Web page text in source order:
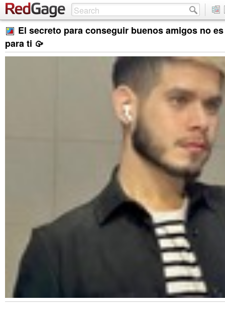
El secreto para conseguir buenos amigos no
para ti 🥠